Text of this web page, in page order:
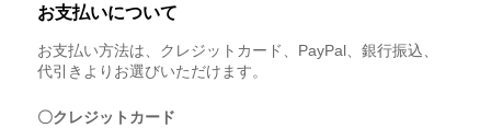
お支払いについて
お支払い方法は、クレジットカード、PayPal、銀行振込、
代引きよりお選びいただけます。
〇クレジットカード